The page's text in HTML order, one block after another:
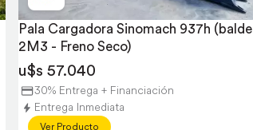
Pala Cargadora Sinomach 937h (balde
2M3 - Freno Seco)
u$s 57.040
30% Entrega + Financiación
Entrega Inmediata
Ver Producto